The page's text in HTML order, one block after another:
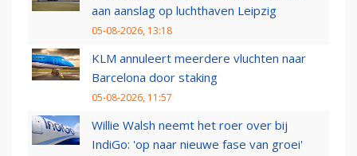
aan aanslag op luchthaven Leipzig
05-08-2026, 13:18
KLM annuleert meerdere vluchten naar
Barcelona door staking
05-08-2026, 11:57
Willie Walsh neemt het roer over bij
IndiGo: 'op naar nieuwe fase van groei'